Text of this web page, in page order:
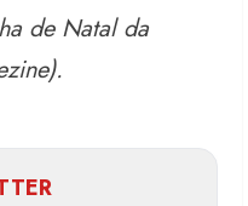
de Natal da